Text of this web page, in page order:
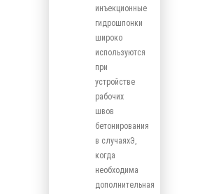
инъекционные
гидрошпонки
широко
используются
при
устройстве
рабочих
швов
бетонирования
в случаяхЭ,
когда
необходима
дополнительная